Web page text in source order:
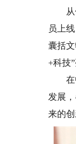
从借
员上
囊括
+科技
在中
发展
来的